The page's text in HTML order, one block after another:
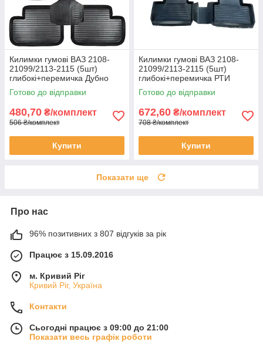
Килимки гумові ВАЗ 2108-
21099/2113-2115 (5шт)
глибокі+перемичка Дубно
Готово до відправки
480,70 ₴/комплект
506 ₴/комплект
Купити
Килимки гумові ВАЗ 2108-
21099/2113-2115 (5шт)
глибокі+перемичка РТИ
Готово до відправки
672,60 ₴/комплект
708 ₴/комплект
Купити
Показати ще
Про нас
96% позитивних з 807 відгуків за рік
Працює з 15.09.2016
м. Кривий Ріг
Кривий Ріг, Україна
Контакти
Сьогодні працює з 09:00 до 21:00
Показати весь графік роботи